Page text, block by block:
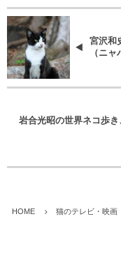
宮沢和
（ニャ
岩合光昭の世界ネコ歩
HOME 猫のテレビ・映画